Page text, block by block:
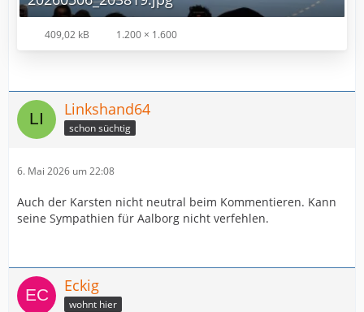
409,02 kB 1.200 × 1.600
Linkshand64
schon süchtig
6. Mai 2026 um 22:08
Auch der Karsten nicht neutral beim Kommentieren. Kann
seine Sympathien für Aalborg nicht verfehlen.
Eckig
wohnt hier